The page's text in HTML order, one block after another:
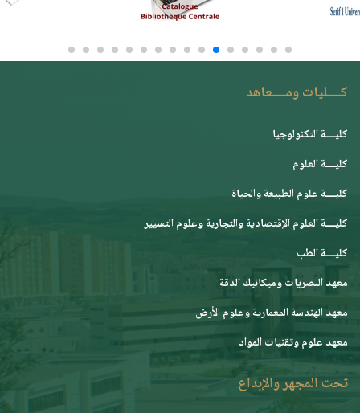
كــــليات ومــــعاهد
كليــــة التكنولوجيا
كليــــة العلوم
كليــــة علوم الطبيعة والحياة
كليــــة العلوم الإقتصادية والتجارية وعلوم التسيير
كليــــة الطب
معهد البصريات وميكانيك الدقة
معهد الهندسة المعمارية وعلوم الأرض
معهد علوم وتقنيات المواد
تحت المجهر والإبداع